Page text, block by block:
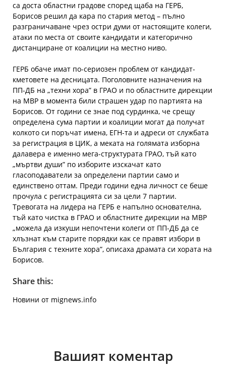
са доста областни градове според щаба на ГЕРБ,
Борисов решил да кара по стария метод – пълно
разграничаване чрез остри думи от настоящите колеги,
атаки по места от своите кандидати и категорично
дистанциране от коалиции на местно ниво.
ГЕРБ обаче имат по-сериозен проблем от кандидат-
кметовете на десницата. Поголовните назначения на
ПП-ДБ на „техни хора” в ГРАО и по областните дирекции
на МВР в момента били страшен удар по партията на
Борисов. От години се знае под сурдинка, че срещу
определена сума партии и коалиции могат да получат
колкото си поръчат имена, ЕГН-та и адреси от службата
за регистрация в ЦИК, а меката на голямата изборна
далавера е именно мега-структурата ГРАО, тъй като
„мъртви души” по изборите изскачат като
гласоподаватели за определени партии само и
единствено оттам. Преди години една личност се беше
прочула с регистрацията си за цели 7 партии.
Тревогата на лидера на ГЕРБ е напълно основателна,
тъй като чистка в ГРАО и областните дирекции на МВР
„можела да изкуши непочтени колеги от ПП-ДБ да се
хлъзнат към старите порядки как се правят избори в
България с техните хора”, описаха драмата си хората на
Борисов.
Share this:
Новини от mignews.info
Вашият коментар